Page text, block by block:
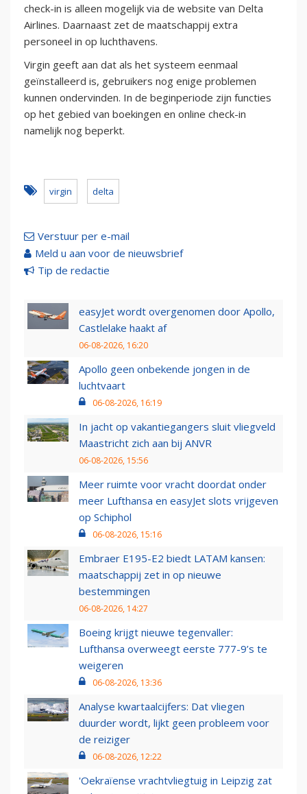
check-in is alleen mogelijk via de website van Delta
Airlines. Daarnaast zet de maatschappij extra
personeel in op luchthavens.
Virgin geeft aan dat als het systeem eenmaal
geïnstalleerd is, gebruikers nog enige problemen
kunnen ondervinden. In de beginperiode zijn functies
op het gebied van boekingen en online check-in
namelijk nog beperkt.
virgin delta
Verstuur per e-mail
Meld u aan voor de nieuwsbrief
Tip de redactie
easyJet wordt overgenomen door Apollo,
Castlelake haakt af
06-08-2026, 16:20
Apollo geen onbekende jongen in de
luchtvaart
06-08-2026, 16:19
In jacht op vakantiegangers sluit vliegveld
Maastricht zich aan bij ANVR
06-08-2026, 15:56
Meer ruimte voor vracht doordat onder
meer Lufthansa en easyJet slots vrijgeven
op Schiphol
06-08-2026, 15:16
Embraer E195-E2 biedt LATAM kansen:
maatschappij zet in op nieuwe
bestemmingen
06-08-2026, 14:27
Boeing krijgt nieuwe tegenvaller:
Lufthansa overweegt eerste 777-9’s te
weigeren
06-08-2026, 13:36
Analyse kwartaalcijfers: Dat vliegen
duurder wordt, lijkt geen probleem voor
de reiziger
06-08-2026, 12:22
'Oekraïense vrachtvliegtuig in Leipzig zat